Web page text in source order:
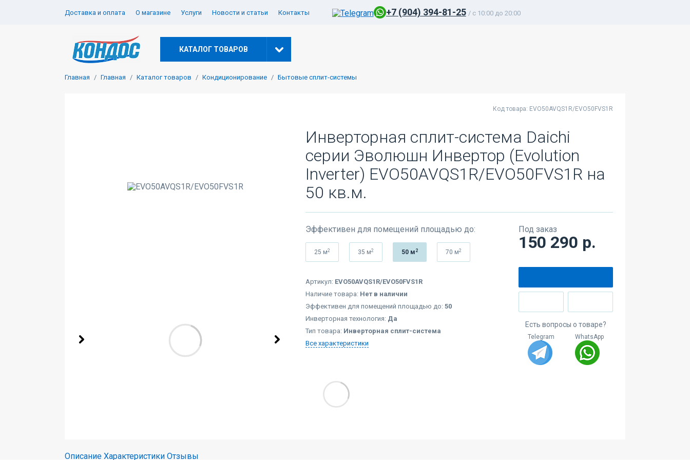
Доставка и оплата О магазине Услуги Новости и статьи Контакты +7 (904) 394-81-25 / c 10:00 до 20:00
КАТАЛОГ ТОВАРОВ
Главная Главная Каталог товаров Кондиционирование Бытовые сплит-системы
Код товара: EVO50AVQS1R/EVO50FVS1R
Инверторная сплит-система Daichi
серии Эволюшн Инвертор (Evolution
Inverter) EVO50AVQS1R/EVO50FVS1R на
50 кв.м.
Эффективен для помещений площадью до:
25 м2 35 м2 50 м 2 70 м2
Артикул: EVO50AVQS1R/EVO50FVS1R
Наличие товара: Нет в наличии
Эффективен для помещений площадью до: 50
Инверторная технология: Да
Тип товара: Инверторная сплит-система
Все характеристики
Под заказ
150 290 р.
Есть вопросы о товаре?
Telegram WhatsApp
Описание Характеристики Отзывы